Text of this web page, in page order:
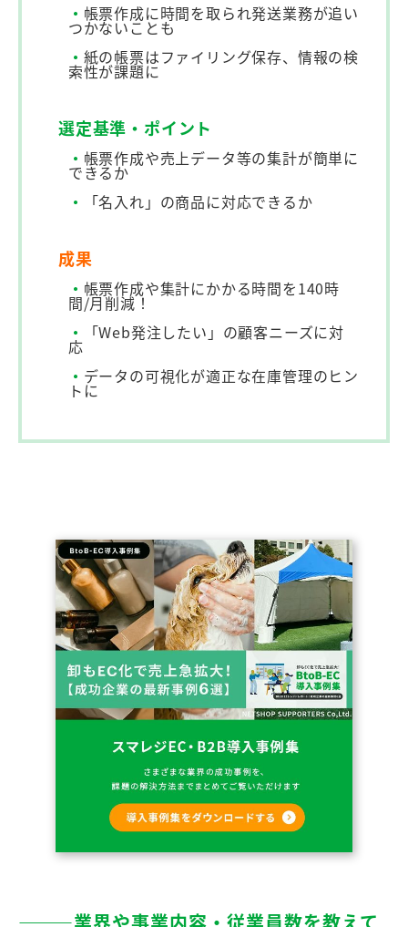
・ 帳票作成に時間を取られ発送業務が追い
つかないことも
・ 紙の帳票はファイリング保存、情報の検
索性が課題に
選定基準・ポイント
・ 帳票作成や売上データ等の集計が簡単に
できるか
・
「名入れ」の商品に対応できるか
成果
・ 帳票作成や集計にかかる時間を140時
間/月削減！
・
「Web発注したい」の顧客ニーズに対
応
・ データの可視化が適正な在庫管理のヒン
トに